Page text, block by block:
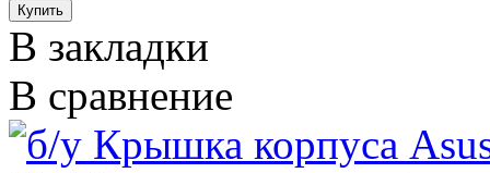
В закладки
В сравнение